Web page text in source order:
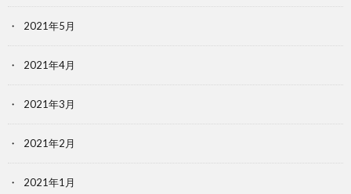
2021年5月
2021年4月
2021年3月
2021年2月
2021年1月